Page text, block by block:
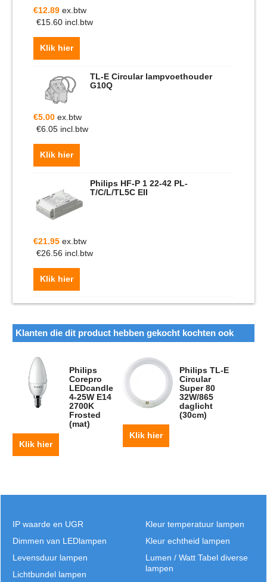
€12.89 ex.btw
€15.60 incl.btw
Klik hier
TL-E Circular lampvoethouder
G10Q
€5.00 ex.btw
€6.05 incl.btw
Klik hier
Philips HF-P 1 22-42 PL-
T/C/L/TL5C EII
€21.95 ex.btw
€26.56 incl.btw
Klik hier
Klanten die dit product hebben gekocht kochten ook
Philips
Corepro
LEDcandle
4-25W E14
2700K
Frosted
(mat)
Klik hier
Philips TL-E
Circular
Super 80
32W/865
daglicht
(30cm)
Klik hier
Kleur temperatuur lampen
Kleur echtheid lampen
Lumen / Watt Tabel diverse
lampen
IP waarde en UGR
Dimmen van LEDlampen
Levensduur lampen
Lichtbundel lampen